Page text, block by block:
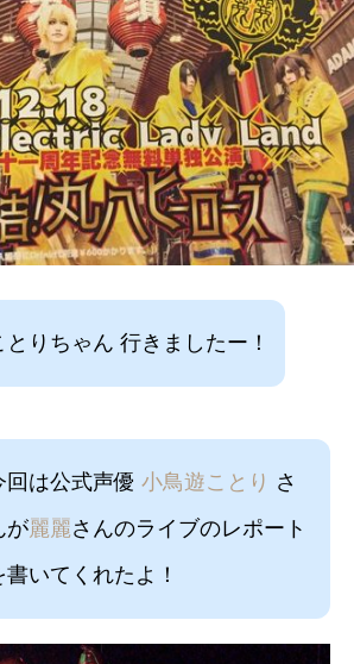
とりちゃん 行きましたー！
回は公式声優 小鳥遊ことり さ
が麗麗さんのライブのレポート
書いてくれたよ！